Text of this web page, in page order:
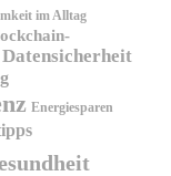
im Alltag
Datensicherheit
Energiesparen